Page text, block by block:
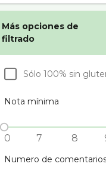
Más opciones de
filtrado
Sólo 100% sin
Nota mínima
0 7 8
Numero de